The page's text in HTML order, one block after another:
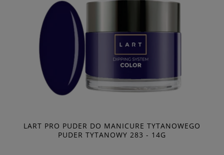
LART PRO PUDER DO MANICURE TYTANOWEGO
PUDER TYTANOWY 283 - 14G